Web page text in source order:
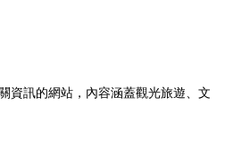
資訊的網站，內容涵蓋觀光旅遊、文